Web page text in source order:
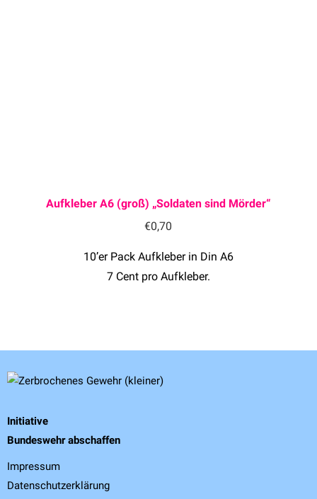
Aufkleber A6 (groß) „Soldaten sind Mörder“
€0,70
10’er Pack Aufkleber in Din A6
7 Cent pro Aufkleber.
Initiative
Bundeswehr abschaffen
Impressum
Datenschutzerklärung